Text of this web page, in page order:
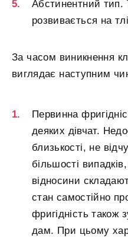
Абстинентний тип.
розвивається на
За часом виникнення
виглядає наступним
Первинна
деяких дівчат.
близькості, не
більшості
відносини
стан самостійно
фригідність також
дам. При цьому